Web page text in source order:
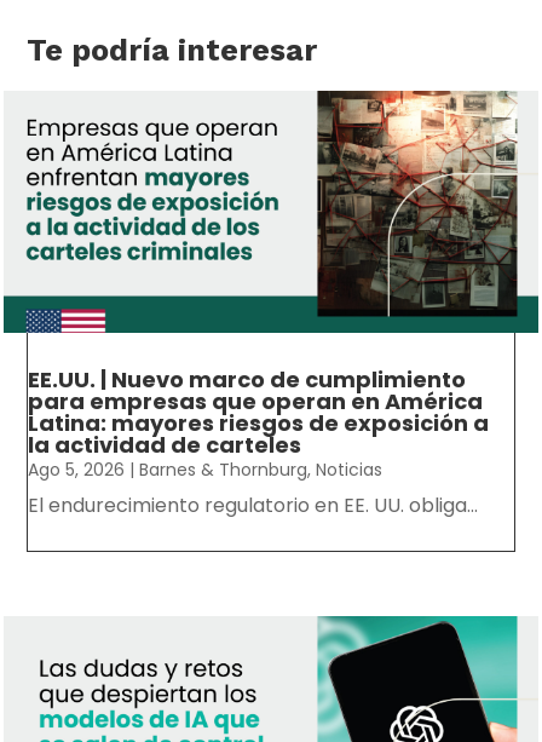
Te podría interesar
EE.UU. | Nuevo marco de cumplimiento
para empresas que operan en América
Latina: mayores riesgos de exposición a
la actividad de carteles
Ago 5, 2026 |Barnes & Thornburg,Noticias
El endurecimiento regulatorio en EE. UU. obliga...